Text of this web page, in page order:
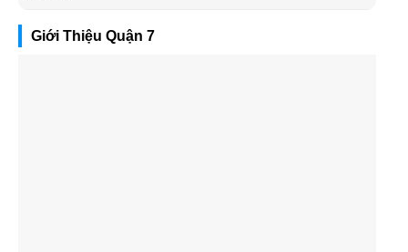
Giới Thiệu Quận 7